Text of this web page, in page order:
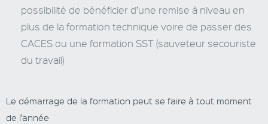
possibilité de bénéficier d’une remise à niveau en
plus de la formation technique voire de passer des
CACESou une formation SST(sauveteur secouriste
du travail)
Le démarrage de la formation peut se faire à tout moment
de l’année